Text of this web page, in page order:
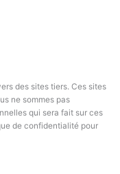
des sites tiers. Ces sites
ne sommes pas
qui sera fait sur ces
de confidentialité pour